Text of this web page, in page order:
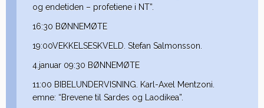
og endetiden – profetiene i NT”.
16:30 BØNNEMØTE
19:00VEKKELSESKVELD. Stefan Salmonsson.
4.januar 09:30 BØNNEMØTE
11:00 BIBELUNDERVISNING. Karl-Axel Mentzoni.
emne: “Brevene til Sardes og Laodikea”.